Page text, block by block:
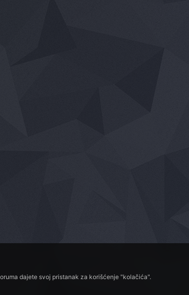
dajete svoj pristanak za korišćenje "kolačića".